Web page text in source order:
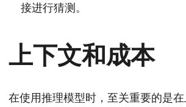
接进行猜测。
上下文和成本
在使用推理模型时，至关重要的是